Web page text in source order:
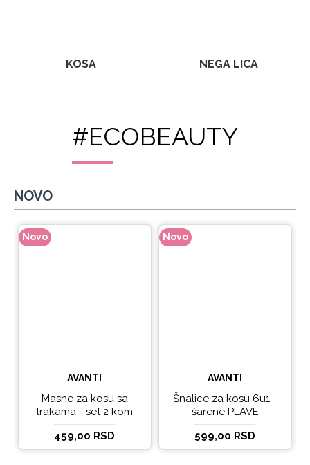
KOSA NEGA LICA
#ECOBEAUTY
NOVO
Novo
AVANTI
Masne za kosu sa
trakama - set 2 kom
459,00 RSD
Novo
AVANTI
Šnalice za kosu 6u1 -
šarene PLAVE
599,00 RSD